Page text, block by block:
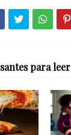
para leer